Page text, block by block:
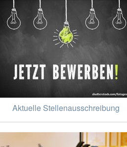
Aktuelle Stellenausschreibung